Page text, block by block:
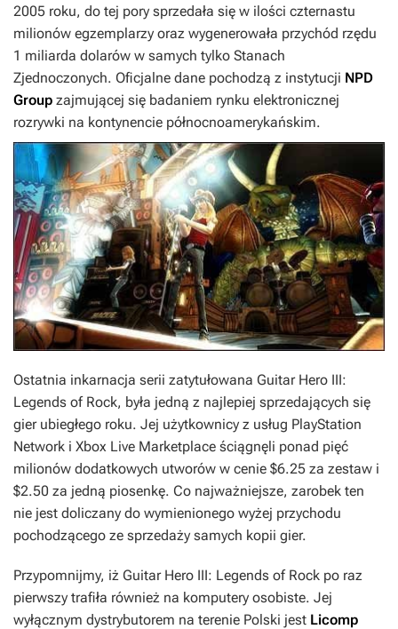
2005 roku, do tej pory sprzedała się w ilości czternastu
milionów egzemplarzy oraz wygenerowała przychód rzędu
1 miliarda dolarów w samych tylko Stanach
Zjednoczonych. Oficjalne dane pochodzą z instytucji NPD
Group zajmującej się badaniem rynku elektronicznej
rozrywki na kontynencie północnoamerykańskim.
Ostatnia inkarnacja serii zatytułowana Guitar Hero III:
Legends of Rock, była jedną z najlepiej sprzedających się
gier ubiegłego roku. Jej użytkownicy z usług PlayStation
Network i Xbox Live Marketplace ściągnęli ponad pięć
milionów dodatkowych utworów w cenie $6.25 za zestaw i
$2.50 za jedną piosenkę. Co najważniejsze, zarobek ten
nie jest doliczany do wymienionego wyżej przychodu
pochodzącego ze sprzedaży samych kopii gier.
Przypomnijmy, iż Guitar Hero III: Legends of Rock po raz
pierwszy trafiła również na komputery osobiste. Jej
wyłącznym dystrybutorem na terenie Polski jest Licomp